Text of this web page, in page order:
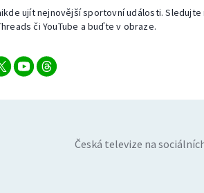
ujít nejnovější sportovní události. Sledujte
či YouTube a buďte v obraze.
Česká televize na